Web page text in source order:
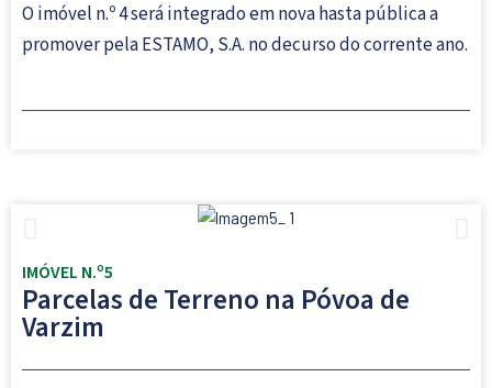
O imóvel n.º 4 será integrado em nova hasta pública a
promover pela ESTAMO, S.A. no decurso do corrente ano.
IMÓVEL N.º5
Parcelas de Terreno na Póvoa de
Varzim